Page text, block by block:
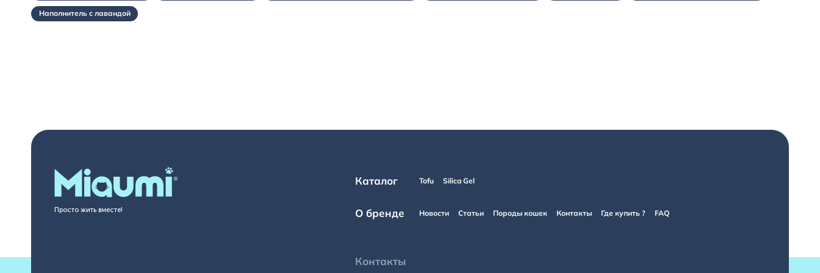
Наполнитель с лавандой
Просто жить вместе!
Каталог Tofu Silica Gel
О бренде Новости Статьи Породы кошек Контакты Где купить ? FAQ
Контакты